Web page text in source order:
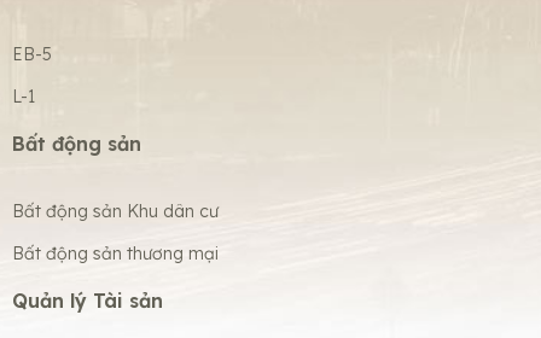
EB-5
L-1
Bất động sản
Bất động sản Khu dân cư
Bất động sản thương mại
Quản lý Tài sản